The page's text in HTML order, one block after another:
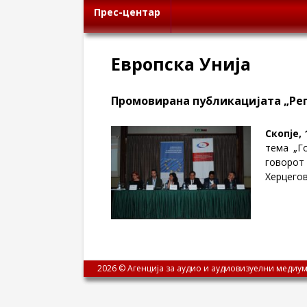
Прес-центар
Европска Унија
Промовирана публикацијата
Скопје,
тема
2026 © Агенција за аудио и аудиовизуелни